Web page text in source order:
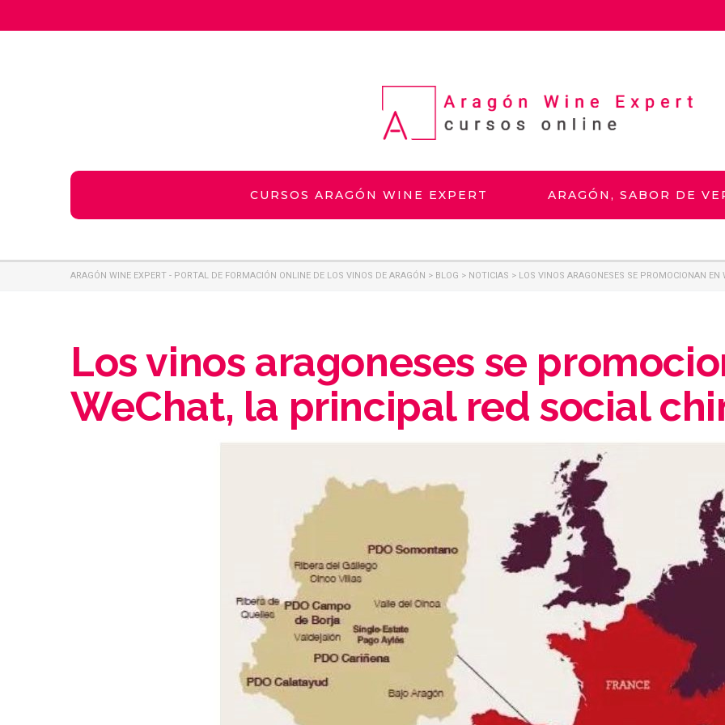
CURSOS ARAGÓN WINE EXPERT ARAGÓN, SABOR DE
ARAGÓN WINE EXPERT - PORTAL DE FORMACIÓN ONLINE DE LOS VINOS DE ARAGÓN > BLOG > NOTICIAS > LOS VINOS ARAGONESES SE PROMOCIONAN
Los vinos aragoneses se
WeChat, la principal red social